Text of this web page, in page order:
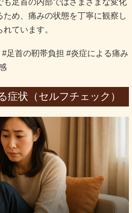
も足首の内部ではさまざまな変化
め、痛みの状態を丁寧に観察し
ています。
足首の靭帯負担 #炎症による痛み
症状（セルフチェック）